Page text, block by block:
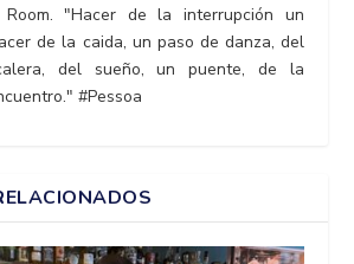
Room. "Hacer de la interrupción un
de la caida, un paso de danza, del
del sueño, un puente, de la
#Pessoa